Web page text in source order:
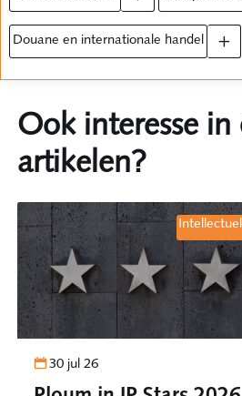
douane en internationale handel
Ook interesse in
artikelen?
30 jul 26